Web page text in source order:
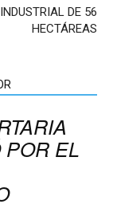
DE 56
HECTÁREAS
EL